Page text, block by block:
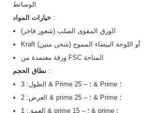
الوسائط
:
الورق المقوى الصلب (شعور فاخر)
Kraft أو اللوحة البيضاء المموج (شحن متين)
ورقة معتمدة من FSC المتاحة
:
الطول: 3 & Prime ؛ – 25 & Prime ؛
العرض: 2 & prime ؛ – 25 & Prime ؛
العمق: 1 & prime ؛ – 15 & prime ؛